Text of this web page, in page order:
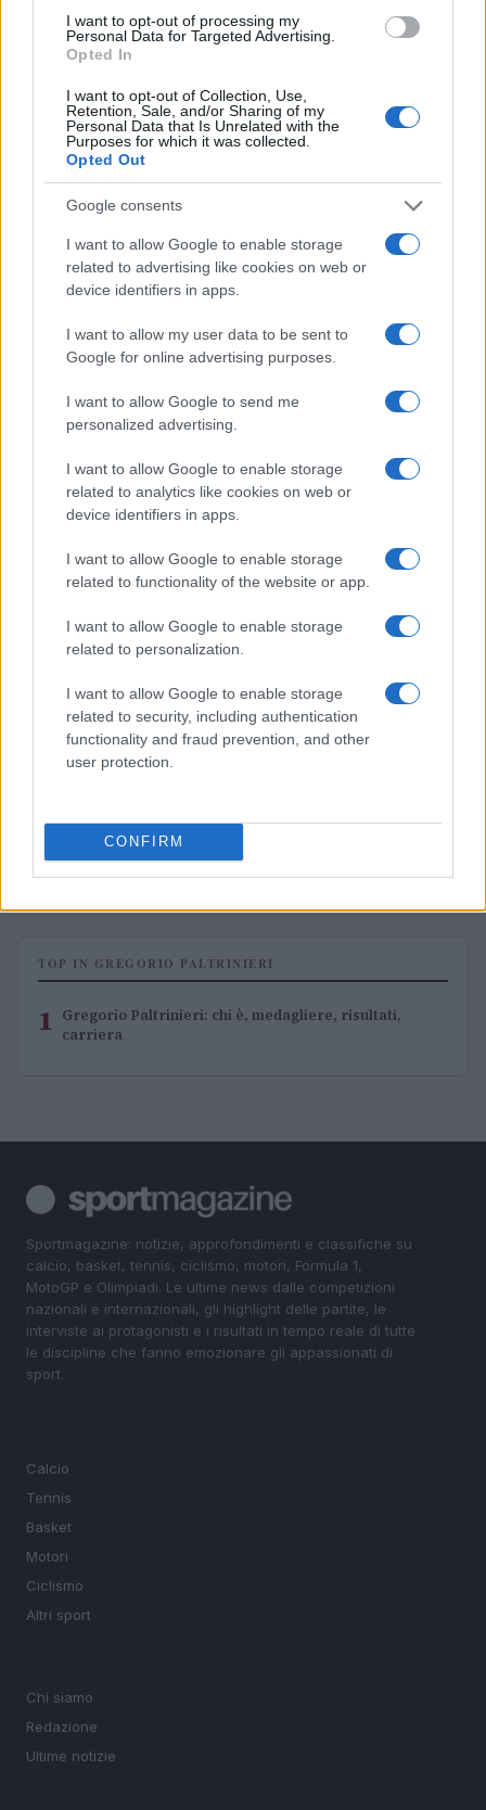
I want to opt-out of processing my
Personal Data for Targeted Advertising.
Opted In
I want to opt-out of Collection, Use,
Retention, Sale, and/or Sharing of my
Personal Data that Is Unrelated with the
Purposes for which it was collected.
Opted Out
Google consents
I want to allow Google to enable storage
related to advertising like cookies on web or
device identifiers in apps.
I want to allow my user data to be sent to
Google for online advertising purposes.
I want to allow Google to send me
personalized advertising.
I want to allow Google to enable storage
related to analytics like cookies on web or
device identifiers in apps.
I want to allow Google to enable storage
related to functionality of the website or app.
I want to allow Google to enable storage
related to personalization.
I want to allow Google to enable storage
related to security, including authentication
functionality and fraud prevention, and other
user protection.
CONFIRM
Il nuotatore azzurro si prepara per le Olimpiadi.
Redazione Sport Magazine · 10 Feb 2021
TOP IN GREGORIO PALTRINIERI
1 Gregorio Paltrinieri: chi è, medagliere, risultati,
carriera
Sportmagazine: notizie, approfondimenti e classifiche su
calcio, basket, tennis, ciclismo, motori, Formula 1,
MotoGP e Olimpiadi. Le ultime news dalle competizioni
nazionali e internazionali, gli highlight delle partite, le
interviste ai protagonisti e i risultati in tempo reale di tutte
le discipline che fanno emozionare gli appassionati di
sport.
Calcio
Tennis
Basket
Motori
Ciclismo
Altri sport
Chi siamo
Redazione
Ultime notizie